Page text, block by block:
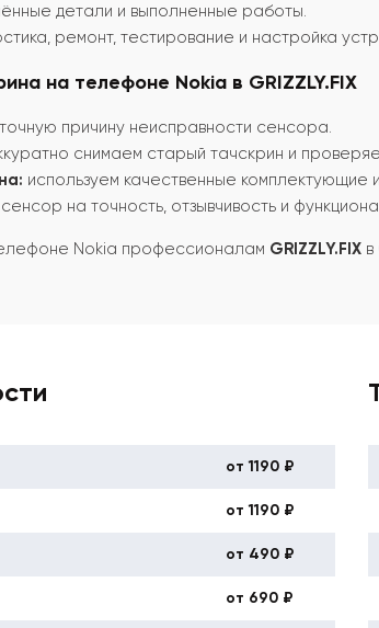
детали и выполненные работы.
ремонт, тестирование и настройка
на телефоне Nokia в GRIZZLY.FIX
причину неисправности сенсора.
снимаем старый тачскрин и
используем качественные
на точность, отзывчивость и
Nokia профессионалам GRIZZLY.FIX
от 1190 ₽
от 1190 ₽
от 490 ₽
от 690 ₽